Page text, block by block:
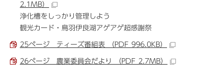
2.1MB）
浄化槽をしっかり管理しよう
観光カード・鳥羽伊良湖アゲアゲ超感謝祭
25ページ ティーズ番組表 （PDF 996.0KB）
26ページ 農業委員会だより （PDF 2.7MB）